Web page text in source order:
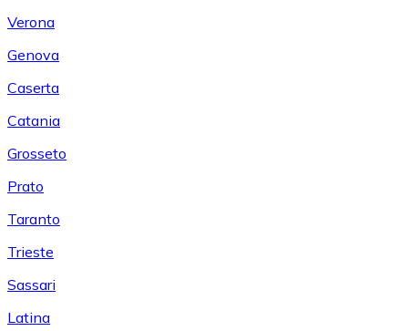
Verona
Genova
Caserta
Catania
Grosseto
Prato
Taranto
Trieste
Sassari
Latina